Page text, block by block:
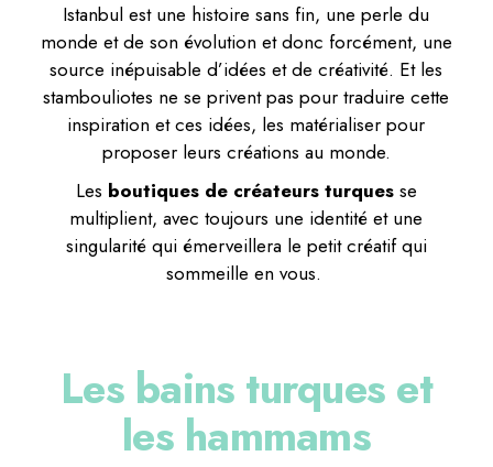
Istanbul est une histoire sans fin, une perle du
monde et de son évolution et donc forcément, une
source inépuisable d’idées et de créativité. Et les
stambouliotes ne se privent pas pour traduire cette
inspiration et ces idées, les matérialiser pour
proposer leurs créations au monde.
Les boutiques de créateurs turquesse
multiplient, avec toujours une identité et une
singularité qui émerveillera le petit créatif qui
sommeille en vous.
Les bains turques et
les hammams